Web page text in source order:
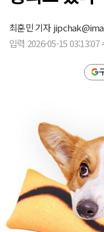
최훈민 기자
입력 2026-05-15 03:13:07